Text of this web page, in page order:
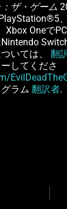
ザ・ゲーム
、
Oneで
いては、 翻
してくださ
ラム 翻訳者.